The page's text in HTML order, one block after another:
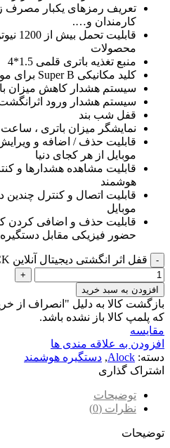
تعریف رمزهای یکبار مصرف
کارمندان و….
محصولات
منبع تغذیه باتری قلمی 1.5*4
کلید مکانیکی Super B برای مواقع اضطراری
سیستم هشدار کاهش میزان
سیستم هشدار ورود
قفل شب بند
نمایشگر میزان باتری ، ساعت
قابلیت حذف / اضافه و ویرایش
موبایل از هر کجای دنیا
قابلیت مشاهده هشدارها و
هوشمند
قابلیت اتصال و کنترل چندین
موبایل
قابلیت حذف و اضافی کردن
حضور فیزیکی مقابل دستگیره
قفل اثر انگشتی دیجیتال آنلاین ALOCK مدل +S550 عدد
افزودن به سبد خرید
بازگشت کالا به دلیل "انصراف از
که پلمپ کالا باز نشده باشد.
مقایسه
افزودن به علاقه مندی ها
دسته: Alock
, دستگیره هوشمند
اشتراک گذاری
توضیحات
نظرات (0)
توضیحات